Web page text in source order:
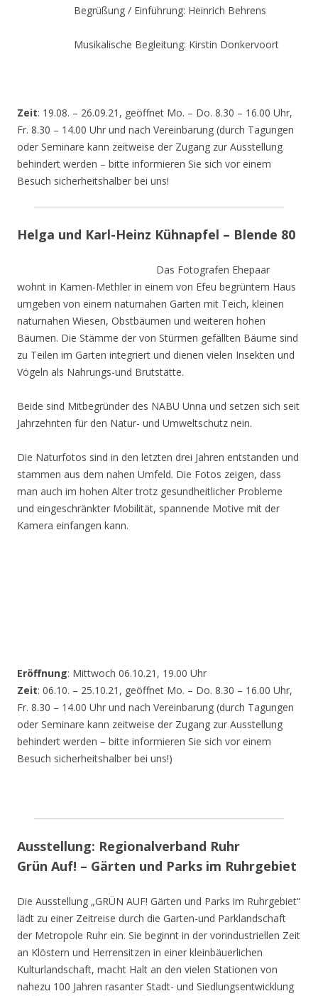
Begrüßung / Einführung: Heinrich Behrens
Musikalische Begleitung: Kirstin Donkervoort
Zeit: 19.08. – 26.09.21, geöffnet Mo. – Do. 8.30 – 16.00 Uhr,
Fr. 8.30 – 14.00 Uhr und nach Vereinbarung (durch Tagungen
oder Seminare kann zeitweise der Zugang zur Ausstellung
behindert werden – bitte informieren Sie sich vor einem
Besuch sicherheitshalber bei uns!
Helga und Karl-Heinz Kühnapfel – Blende 80
Das Fotografen Ehepaar
wohnt in Kamen-Methler in einem von Efeu begrüntem Haus
umgeben von einem naturnahen Garten mit Teich, kleinen
naturnahen Wiesen, Obstbäumen und weiteren hohen
Bäumen. Die Stämme der von Stürmen gefällten Bäume sind
zu Teilen im Garten integriert und dienen vielen Insekten und
Vögeln als Nahrungs-und Brutstätte.
Beide sind Mitbegründer des NABU Unna und setzen sich seit
Jahrzehnten für den Natur- und Umweltschutz nein.
Die Naturfotos sind in den letzten drei Jahren entstanden und
stammen aus dem nahen Umfeld. Die Fotos zeigen, dass
man auch im hohen Alter trotz gesundheitlicher Probleme
und eingeschränkter Mobilität, spannende Motive mit der
Kamera einfangen kann.
Eröffnung: Mittwoch 06.10.21, 19.00 Uhr
Zeit: 06.10. – 25.10.21, geöffnet Mo. – Do. 8.30 – 16.00 Uhr,
Fr. 8.30 – 14.00 Uhr und nach Vereinbarung (durch Tagungen
oder Seminare kann zeitweise der Zugang zur Ausstellung
behindert werden – bitte informieren Sie sich vor einem
Besuch sicherheitshalber bei uns!)
Ausstellung: Regionalverband Ruhr
Grün Auf! – Gärten und Parks im Ruhrgebiet
Die Ausstellung „GRÜN AUF! Gärten und Parks im Ruhrgebiet“
lädt zu einer Zeitreise durch die Garten-und Parklandschaft
der Metropole Ruhr ein. Sie beginnt in der vorindustriellen Zeit
an Klöstern und Herrensitzen in einer kleinbäuerlichen
Kulturlandschaft, macht Halt an den vielen Stationen von
nahezu 100 Jahren rasanter Stadt- und Siedlungsentwicklung